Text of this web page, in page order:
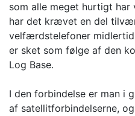
som alle meget hurtigt
har det krævet en del
velfærdstelefoner
er sket som følge af den
Log Base.
I den forbindelse er man i
af satellitforbindelserne,